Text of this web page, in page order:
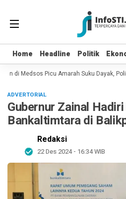
Home Headline Politik
Home Headline Politik
di Medsos Picu Amarah Suku Dayak,
ADVERTORIAL
Gubernur Zainal Hadiri
Bankaltimtara di
Redaksi
22 Des 2024 - 16:34 WIB